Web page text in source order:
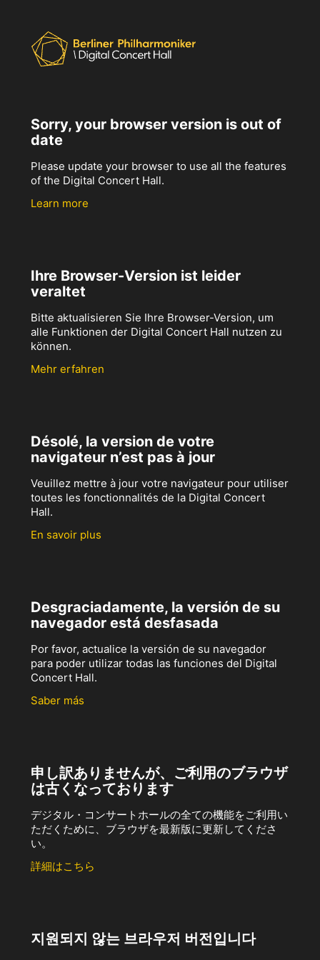
Sorry, your browser version is out of
date
Please update your browser to use all the features
of the Digital Concert Hall.
Learn more
Ihre Browser-Version ist leider
veraltet
Bitte aktualisieren Sie Ihre Browser-Version, um
alle Funktionen der Digital Concert Hall nutzen zu
können.
Mehr erfahren
Désolé, la version de votre
navigateur n’est pas à jour
Veuillez mettre à jour votre navigateur pour utiliser
toutes les fonctionnalités de la Digital Concert
Hall.
En savoir plus
Desgraciadamente, la versión de su
navegador está desfasada
Por favor, actualice la versión de su navegador
para poder utilizar todas las funciones del Digital
Concert Hall.
Saber más
申し訳ありませんが、ご利用のブラウザ
は古くなっております
デジタル・コンサートホールの全ての機能をご利用い
ただくために、ブラウザを最新版に更新してくださ
い。
詳細はこちら
지원되지 않는 브라우저 버전입니다